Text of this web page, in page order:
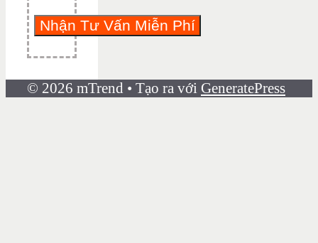
© 2026 mTrend • Tạo ra với GeneratePress